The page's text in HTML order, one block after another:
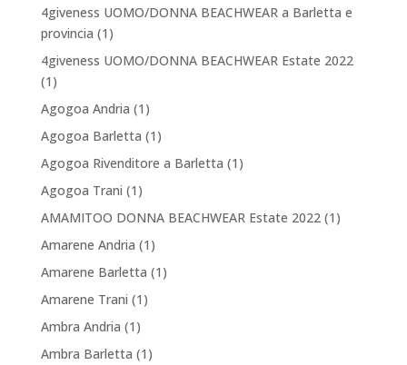
4giveness UOMO/DONNA BEACHWEAR a Barletta e
provincia (1)
4giveness UOMO/DONNA BEACHWEAR Estate 2022
(1)
Agogoa Andria (1)
Agogoa Barletta (1)
Agogoa Rivenditore a Barletta (1)
Agogoa Trani (1)
AMAMITOO DONNA BEACHWEAR Estate 2022(1)
Amarene Andria (1)
Amarene Barletta (1)
Amarene Trani (1)
Ambra Andria (1)
Ambra Barletta (1)